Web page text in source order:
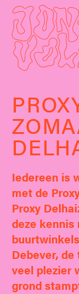
Iedereen is
met de
Proxy
deze kennis
Debever,
veel plezier
grond